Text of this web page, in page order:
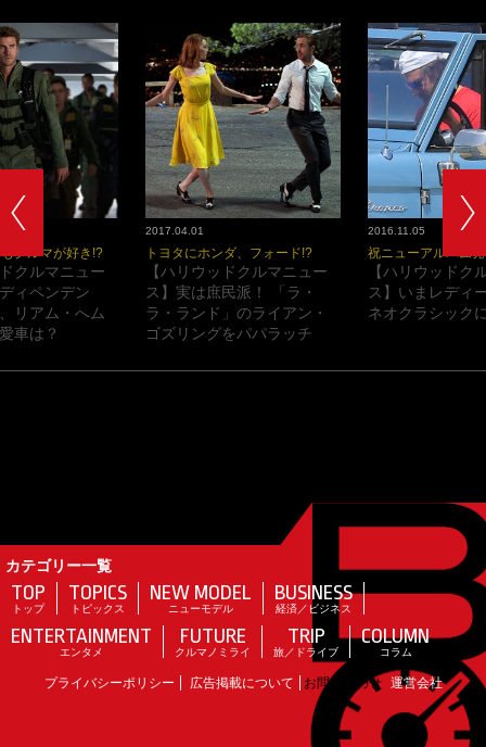
2017.04.01
トヨタにホンダ、フォード!?
【ハリウッドクルマニュー
ス】実は庶民派！ 「ラ・
ラ・ランド」のライアン・
ゴズリングをパパラッチ
2016.11.05
祝ニューアルバム
【ハリウッドク
ス】いまレディ
ネオクラシック
クルマが好き!?
クルマニュー
ィペンデン
リアム・へム
車は？
カテゴリー一覧
TOP
トップ
TOPICS
トピックス
NEW MODEL
ニューモデル
BUSINESS
経済／ビジネス
ENTERTAINMENT
エンタメ
FUTURE
クルマノミライ
TRIP
旅／ドライブ
COLUMN
コラム
プライバシーポリシー 広告掲載について お問い合わせ 運営会社